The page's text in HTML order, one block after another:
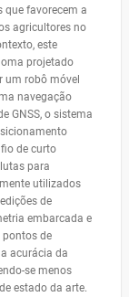
que favorecem a
agricultores no
este
projetado
um robô móvel
navegação
GNSS, o sistema
de curto
para
utilizados
de
embarcada e
pontos de
acurácia da
se menos
estado da arte.